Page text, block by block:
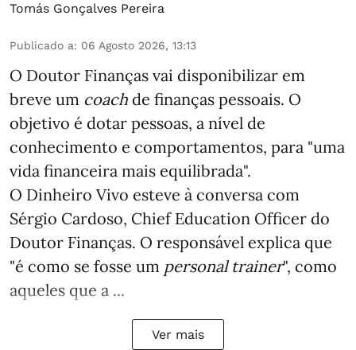
Tomás Gonçalves Pereira
Publicado a: 06 Agosto 2026, 13:13
O Doutor Finanças vai disponibilizar em
breve um coach de finanças pessoais. O
objetivo é dotar pessoas, a nível de
conhecimento e comportamentos, para "uma
vida financeira mais equilibrada".
O Dinheiro Vivo esteve à conversa com
Sérgio Cardoso, Chief Education Officer do
Doutor Finanças. O responsável explica que
"é como se fosse um personal trainer", como
aqueles que a ...
Ver mais